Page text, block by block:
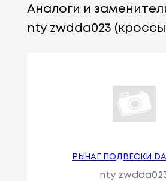
Аналоги и
nty zwdda023
РЫЧАГ ПОДВЕСКИ
nty